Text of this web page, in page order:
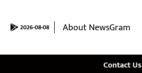
2026-08-08 About NewsGram
Contact Us